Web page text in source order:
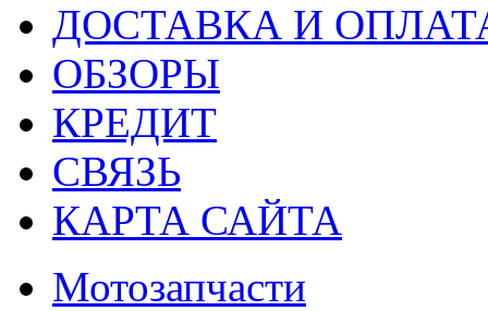
ДОСТАВКА И
ОБЗОРЫ
КРЕДИТ
СВЯЗЬ
КАРТА САЙТА
Мотозапчасти